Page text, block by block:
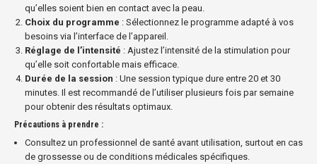
qu’elles soient bien en contact avec la peau.
Choix du programme : Sélectionnez le programme adapté à vos
besoins via l’interface de l’appareil.
Réglage de l’intensité : Ajustez l’intensité de la stimulation pour
qu’elle soit confortable mais efficace.
Durée de la session : Une session typique dure entre 20 et 30
minutes. Il est recommandé de l’utiliser plusieurs fois par semaine
pour obtenir des résultats optimaux.
Précautions à prendre :
Consultez un professionnel de santé avant utilisation, surtout en cas
de grossesse ou de conditions médicales spécifiques.